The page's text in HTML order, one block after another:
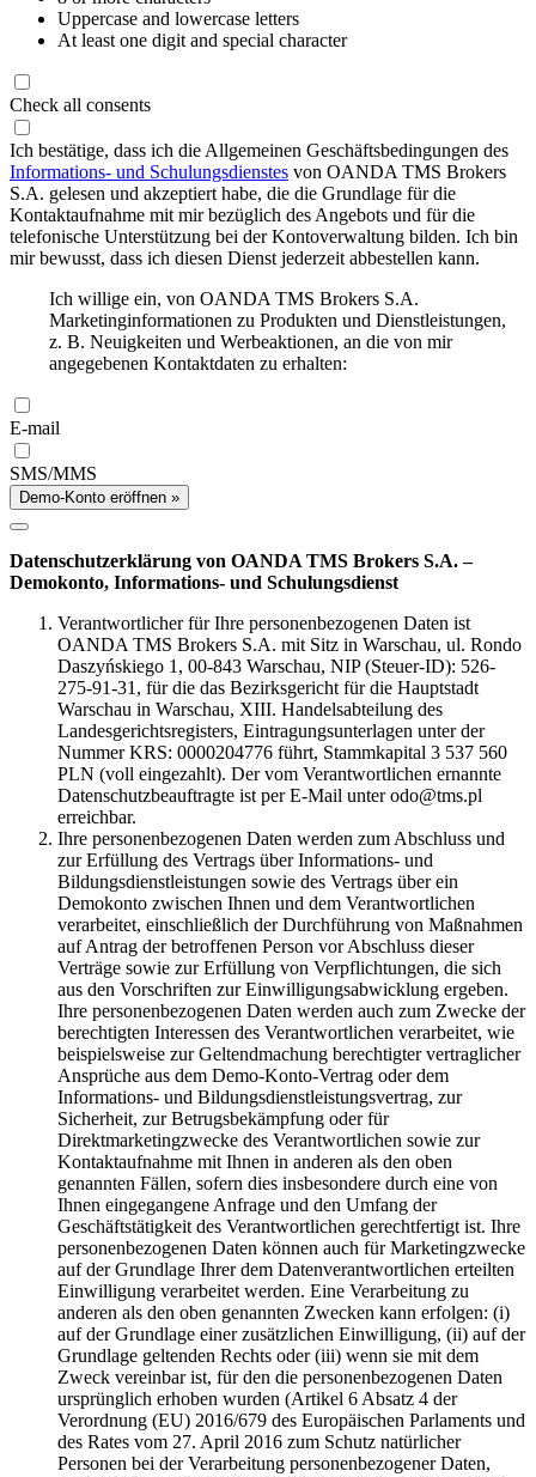
Uppercase and lowercase letters
At least one digit and special character
Check all consents
Ich bestätige, dass ich die Allgemeinen Geschäftsbedingungen des
Informations- und Schulungsdienstes von OANDA TMS Brokers
S.A. gelesen und akzeptiert habe, die die Grundlage für die
Kontaktaufnahme mit mir bezüglich des Angebots und für die
telefonische Unterstützung bei der Kontoverwaltung bilden. Ich bin
mir bewusst, dass ich diesen Dienst jederzeit abbestellen kann.
Ich willige ein, von OANDA TMS Brokers S.A.
Marketinginformationen zu Produkten und Dienstleistungen,
z. B. Neuigkeiten und Werbeaktionen, an die von mir
angegebenen Kontaktdaten zu erhalten:
E-mail
SMS/MMS
Demo-Konto eröffnen »
Datenschutzerklärung von OANDA TMS Brokers S.A. –
Demokonto, Informations- und Schulungsdienst
Verantwortlicher für Ihre personenbezogenen Daten ist
OANDA TMS Brokers S.A. mit Sitz in Warschau, ul. Rondo
Daszyńskiego 1, 00-843 Warschau, NIP (Steuer-ID): 526-
275-91-31, für die das Bezirksgericht für die Hauptstadt
Warschau in Warschau, XIII. Handelsabteilung des
Landesgerichtsregisters, Eintragungsunterlagen unter der
Nummer KRS: 0000204776 führt, Stammkapital 3 537 560
PLN (voll eingezahlt). Der vom Verantwortlichen ernannte
Datenschutzbeauftragte ist per E-Mail unter odo@tms.pl
erreichbar.
Ihre personenbezogenen Daten werden zum Abschluss und
zur Erfüllung des Vertrags über Informations- und
Bildungsdienstleistungen sowie des Vertrags über ein
Demokonto zwischen Ihnen und dem Verantwortlichen
verarbeitet, einschließlich der Durchführung von Maßnahmen
auf Antrag der betroffenen Person vor Abschluss dieser
Verträge sowie zur Erfüllung von Verpflichtungen, die sich
aus den Vorschriften zur Einwilligungsabwicklung ergeben.
Ihre personenbezogenen Daten werden auch zum Zwecke der
berechtigten Interessen des Verantwortlichen verarbeitet, wie
beispielsweise zur Geltendmachung berechtigter vertraglicher
Ansprüche aus dem Demo-Konto-Vertrag oder dem
Informations- und Bildungsdienstleistungsvertrag, zur
Sicherheit, zur Betrugsbekämpfung oder für
Direktmarketingzwecke des Verantwortlichen sowie zur
Kontaktaufnahme mit Ihnen in anderen als den oben
genannten Fällen, sofern dies insbesondere durch eine von
Ihnen eingegangene Anfrage und den Umfang der
Geschäftstätigkeit des Verantwortlichen gerechtfertigt ist. Ihre
personenbezogenen Daten können auch für Marketingzwecke
auf der Grundlage Ihrer dem Datenverantwortlichen erteilten
Einwilligung verarbeitet werden. Eine Verarbeitung zu
anderen als den oben genannten Zwecken kann erfolgen: (i)
auf der Grundlage einer zusätzlichen Einwilligung, (ii) auf der
Grundlage geltenden Rechts oder (iii) wenn sie mit dem
Zweck vereinbar ist, für den die personenbezogenen Daten
ursprünglich erhoben wurden (Artikel 6 Absatz 4 der
Verordnung (EU) 2016/679 des Europäischen Parlaments und
des Rates vom 27. April 2016 zum Schutz natürlicher
Personen bei der Verarbeitung personenbezogener Daten,